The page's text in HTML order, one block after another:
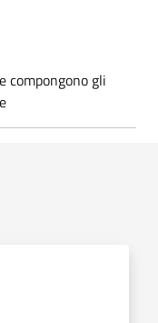
compongono gli